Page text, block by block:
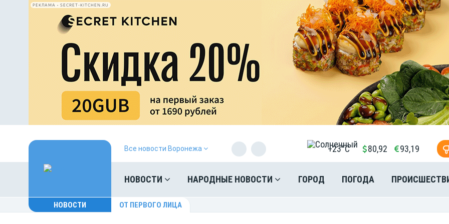
РЕКЛАМА • SECRET-KITCHEN.RU
Все новости Воронежа +23°C 80,92 93,19
НОВОСТИ НАРОДНЫЕ НОВОСТИ ГОРОД ПОГОДА
НОВОСТИ ОТ ПЕРВОГО ЛИЦА